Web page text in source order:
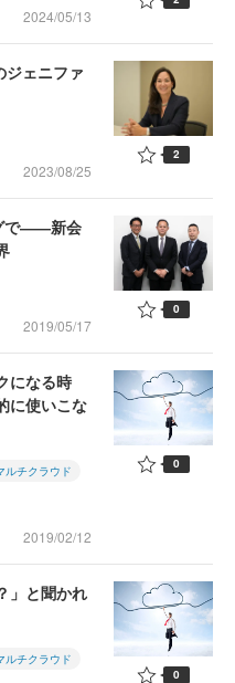
2024/05/13
ェニファ
2023/08/25
2
で――新会
2019/05/17
0
になる時
に使いこな
ルチクラウド
2019/02/12
0
」と聞かれ
ルチクラウド
0